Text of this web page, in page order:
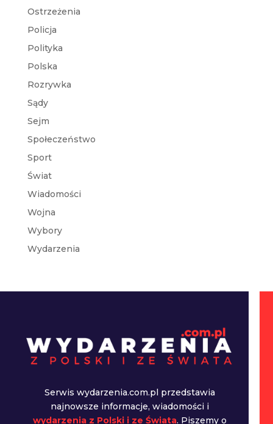
Ostrzeżenia
Policja
Polityka
Polska
Rozrywka
Sądy
Sejm
Społeczeństwo
Sport
Świat
Wiadomości
Wojna
Wybory
Wydarzenia
Serwis wydarzenia.com.pl przedstawia
najnowsze informacje, wiadomości i
wydarzenia z Polski i ze Świata. Piszemy o